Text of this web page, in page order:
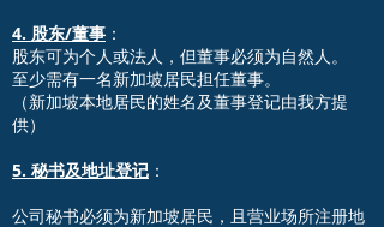
4. 股东/董事 ：
股东可为个人或法人，但董事必须为自然人。
至少需有一名新加坡居民担任董事。
（新加坡本地居民的姓名及董事登记由我方提
供）
5. 秘书及地址登记 ：
公司秘书必须为新加坡居民，且营业场所注册地